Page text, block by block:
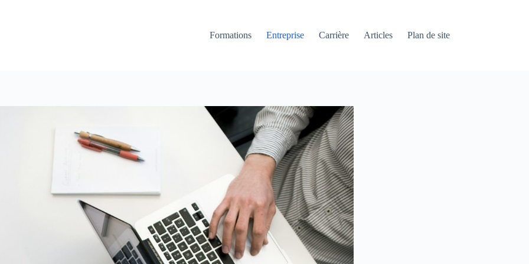
Formations
Entreprise Carrière Articles Plan de site